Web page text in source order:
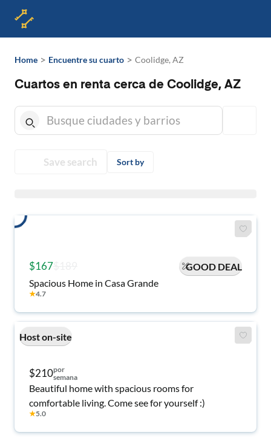
Home > Encuentre su cuarto > Coolidge, AZ
Cuartos en renta cerca de Coolidge, AZ
Save search Sort by
$167
GOOD DEAL
Spacious Home in Casa Grande
★4.7
Host on-site
$210por
semana
Beautiful home with spacious rooms for
comfortable living. Come see for yourself :)
★5.0